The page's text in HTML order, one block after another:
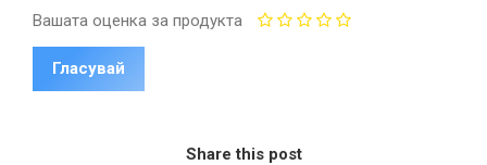
Вашата оценка за продукта
Share this post